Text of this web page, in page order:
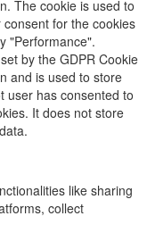
The cookie is used to
for the cookies
"Performance".
by the GDPR Cookie
and is used to store
user has consented to
It does not store
like sharing
collect